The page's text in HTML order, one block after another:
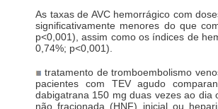
As taxas de AVC hemorrágico com
significativamente menores do que
p<0,001), assim como os índices de
0,74%; p<0,001).
tratamento de tromboembolismo
pacientes com TEV agudo
dabigatrana 150 mg duas vezes ao dia
não fracionada (HNF) inicial ou